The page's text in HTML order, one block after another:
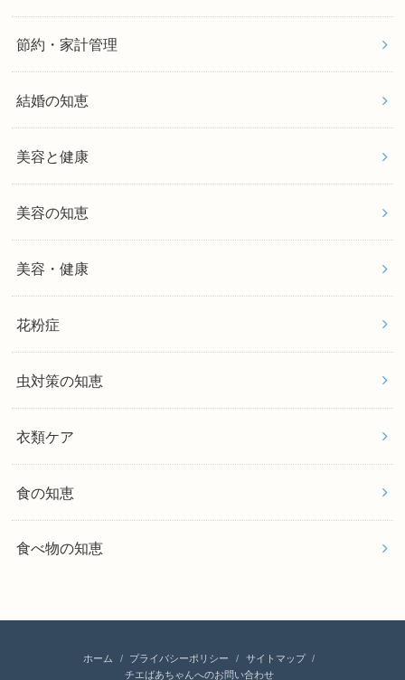
節約・家計管理
結婚の知恵
美容と健康
美容の知恵
美容・健康
花粉症
虫対策の知恵
衣類ケア
食の知恵
食べ物の知恵
ホーム プライバシーポリシー
サイトマップ
チエばあちゃんへのお問い合わせ